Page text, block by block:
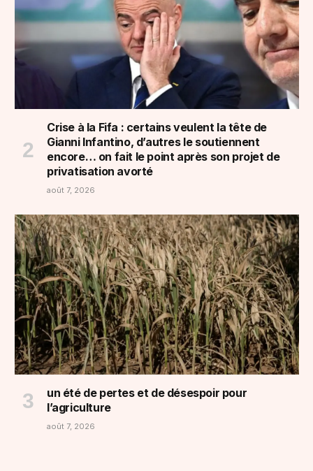
Crise à la Fifa : certains veulent la tête de
Gianni Infantino, d’autres le soutiennent
encore… on fait le point après son projet de
privatisation avorté
août 7, 2026
un été de pertes et de désespoir pour
l’agriculture
août 7, 2026